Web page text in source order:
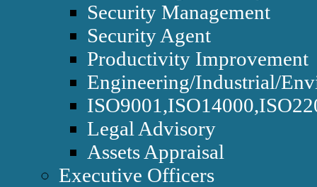
Security Management
Security Agent
Productivity Improvement
Engineering/Industrial/
Legal Advisory
Assets Appraisal
Executive Officers